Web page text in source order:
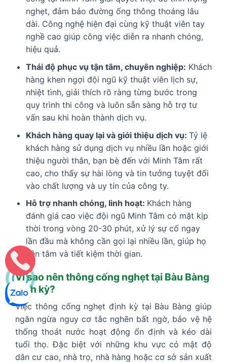
nghẹt, đảm bảo đường ống thông thoáng lâu
dài. Công nghệ hiện đại cùng kỹ thuật viên tay
nghề cao giúp công việc diễn ra nhanh chóng,
hiệu quả.
Thái độ phục vụ tận tâm, chuyên nghiệp: Khách
hàng khen ngợi đội ngũ kỹ thuật viên lịch sự,
nhiệt tình, giải thích rõ ràng từng bước trong
quy trình thi công và luôn sẵn sàng hỗ trợ tư
vấn sau khi hoàn thành dịch vụ.
Khách hàng quay lại và giới thiệu dịch vụ: Tỷ lệ
khách hàng sử dụng dịch vụ nhiều lần hoặc giới
thiệu người thân, bạn bè đến với Minh Tâm rất
cao, cho thấy sự hài lòng và tin tưởng tuyệt đối
vào chất lượng và uy tín của công ty.
Hỗ trợ nhanh chóng, linh hoạt: Khách hàng
đánh giá cao việc đội ngũ Minh Tâm có mặt kịp
thời trong vòng 20-30 phút, xử lý sự cố ngay
lần đầu mà không cần gọi lại nhiều lần, giúp họ
yên tâm và tiết kiệm thời gian.
Vì sao nên thông cống nghẹt tại Bàu Bàng
định kỳ?
Việc thông cống nghẹt định kỳ tại Bàu Bàng giúp
ngăn ngừa nguy cơ tắc nghẽn bất ngờ, bảo vệ hệ
thống thoát nước hoạt động ổn định và kéo dài
tuổi thọ. Đặc biệt với những khu vực có mật độ
dân cư cao, nhà trọ, nhà hàng hoặc cơ sở sản xuất